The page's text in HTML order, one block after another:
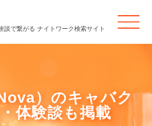
談で繋がる ナイトワーク検索サイト
）のキャバク
体験談も掲載